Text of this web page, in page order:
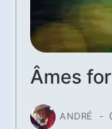
Âmes
ANDRÉ -